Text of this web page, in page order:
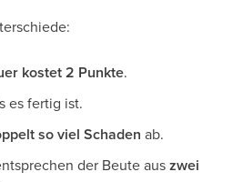
kostet 2 Punkte.
es fertig ist.
so viel Schaden ab.
der Beute auszwei